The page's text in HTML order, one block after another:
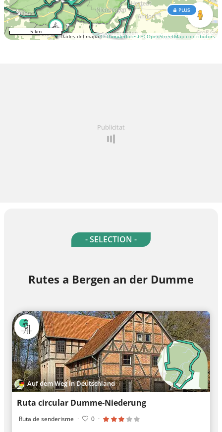
Dades del mapa© Thunderforest © OpenStreetMap contributors
PLUS
5 km
Publicitat
- SELECTION -
Rutes a Bergen an der Dumme
Auf dem Weg in Deutschland
Ruta circular Dumme-Niederung
Ruta de senderisme · 0 ·